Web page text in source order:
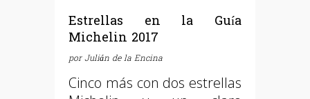
Estrellas en la Guía
Michelin 2017
porJulián de la Encina
Cinco más con dos estrellas